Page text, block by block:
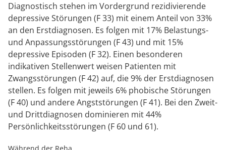
Diagnostisch stehen im Vordergrund rezidivierende
depressive Störungen (F 33) mit einem Anteil von 33%
an den Erstdiagnosen. Es folgen mit 17% Belastungs-
und Anpassungsstörungen (F 43) und mit 15%
depressive Episoden (F 32). Einen besonderen
indikativen Stellenwert weisen Patienten mit
Zwangsstörungen (F 42) auf, die 9% der Erstdiagnosen
stellen. Es folgen mit jeweils 6% phobische Störungen
(F 40) und andere Angststörungen (F 41). Bei den Zweit-
und Drittdiagnosen dominieren mit 44%
Persönlichkeitsstörungen (F 60 und 61).